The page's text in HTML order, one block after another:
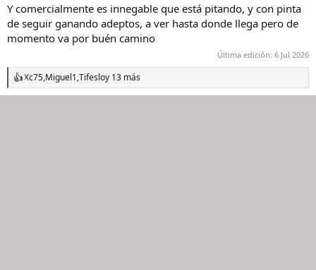
Y comercialmente es innegable que está pitando, y con pinta
de seguir ganando adeptos, a ver hasta donde llega pero de
momento va por buén camino
Última edición: 6 Jul 2026
R
e
Xc75,Miguel1,Tifesloy 13 más